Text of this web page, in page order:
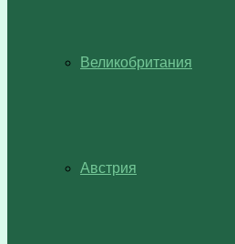
Великобритания
Австрия